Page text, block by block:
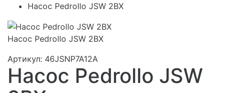
Насос Pedrollo JSW 2BX
Насос Pedrollo JSW 2BX
Артикул: 46JSNP7A12A
Насос Pedrollo JSW